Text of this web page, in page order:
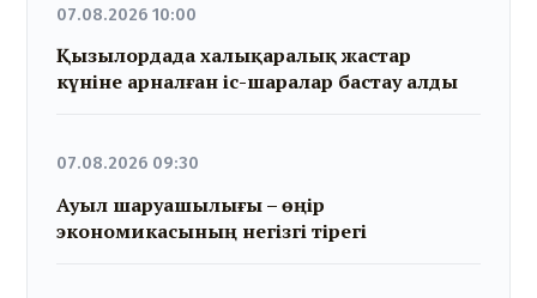
07.08.2026 10:00
Қызылордада халықаралық жастар
күніне арналған іс-шаралар бастау алды
07.08.2026 09:30
Ауыл шаруашылығы – өңір
экономикасының негізгі тірегі